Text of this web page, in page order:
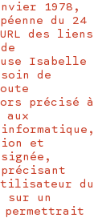
1978,
du 24
des liens
Isabelle
de
précisé à
et
du
sur un
permettrait